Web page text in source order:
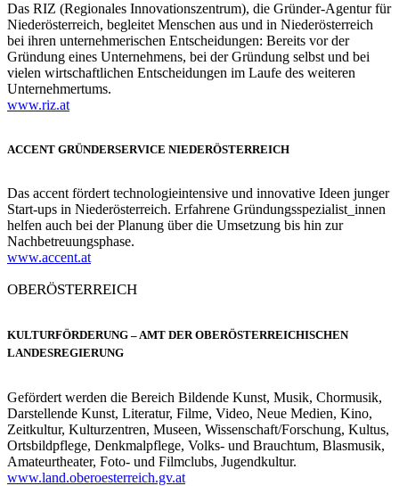
Das RIZ (Regionales Innovationszentrum), die Gründer-Agentur für
Niederösterreich, begleitet Menschen aus und in Niederösterreich
bei ihren unternehmerischen Entscheidungen: Bereits vor der
Gründung eines Unternehmens, bei der Gründung selbst und bei
vielen wirtschaftlichen Entscheidungen im Laufe des weiteren
Unternehmertums.
www.riz.at
ACCENT GRÜNDERSERVICE NIEDERÖSTERREICH
Das accent fördert technologieintensive und innovative Ideen junger
Start-ups in Niederösterreich. Erfahrene Gründungsspezialist_innen
helfen auch bei der Planung über die Umsetzung bis hin zur
Nachbetreuungsphase.
www.accent.at
OBERÖSTERREICH
KULTURFÖRDERUNG – AMT DER OBERÖSTERREICHISCHEN
LANDESREGIERUNG
Gefördert werden die Bereich Bildende Kunst, Musik, Chormusik,
Darstellende Kunst, Literatur, Filme, Video, Neue Medien, Kino,
Zeitkultur, Kulturzentren, Museen, Wissenschaft/Forschung, Kultus,
Ortsbildpflege, Denkmalpflege, Volks- und Brauchtum, Blasmusik,
Amateurtheater, Foto- und Filmclubs, Jugendkultur.
www.land.oberoesterreich.gv.at